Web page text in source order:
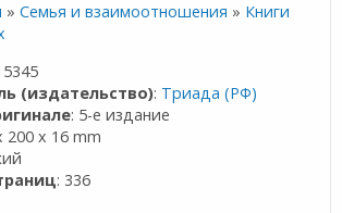
»Семья и взаимоотношения » Книги
(издательство): Триада (РФ)
: 5-е издание
200 x 16 mm
: 336